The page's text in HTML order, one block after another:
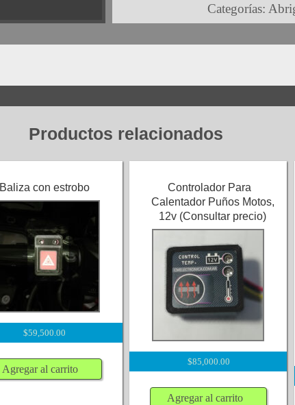
Categorías:
Productos relacionados
Baliza con estrobo
$59,500.00
Agregar al carrito
Controlador Para
Calentador Puños Motos,
12v (Consultar precio)
$85,000.00
Agregar al carrito